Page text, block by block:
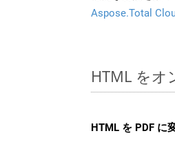
Aspose.Total
HTML をオ
HTML を PDF に